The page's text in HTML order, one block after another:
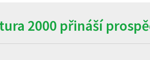
2000 přináší